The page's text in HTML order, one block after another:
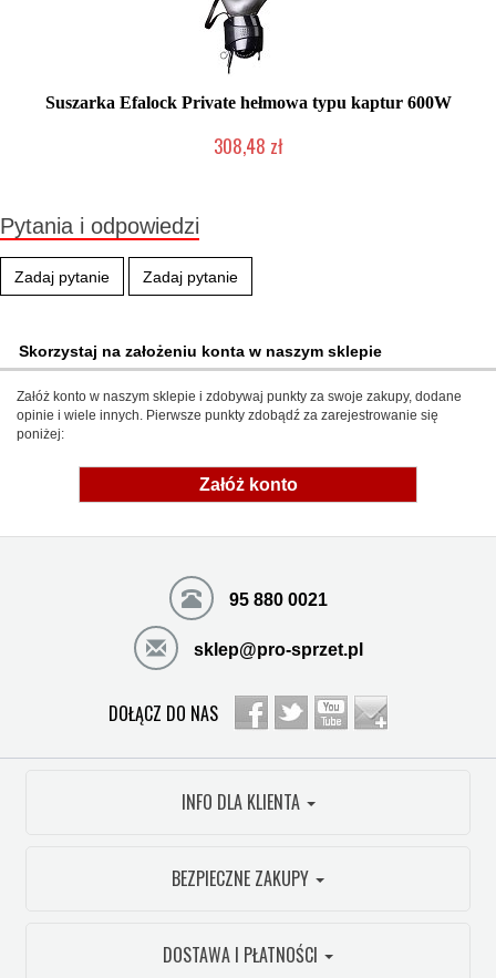
Suszarka Efalock Private hełmowa typu kaptur 600W
308,48 zł
Pytania i odpowiedzi
Zadaj pytanie Zadaj pytanie
Skorzystaj na założeniu konta w naszym sklepie
Załóż konto w naszym sklepie i zdobywaj punkty za swoje zakupy, dodane
opinie i wiele innych. Pierwsze punkty zdobądź za zarejestrowanie się
poniżej:
Załóż konto
95 880 0021
sklep@pro-sprzet.pl
DOŁĄCZ DO NAS
INFO DLA KLIENTA
BEZPIECZNE ZAKUPY
DOSTAWA I PŁATNOŚCI